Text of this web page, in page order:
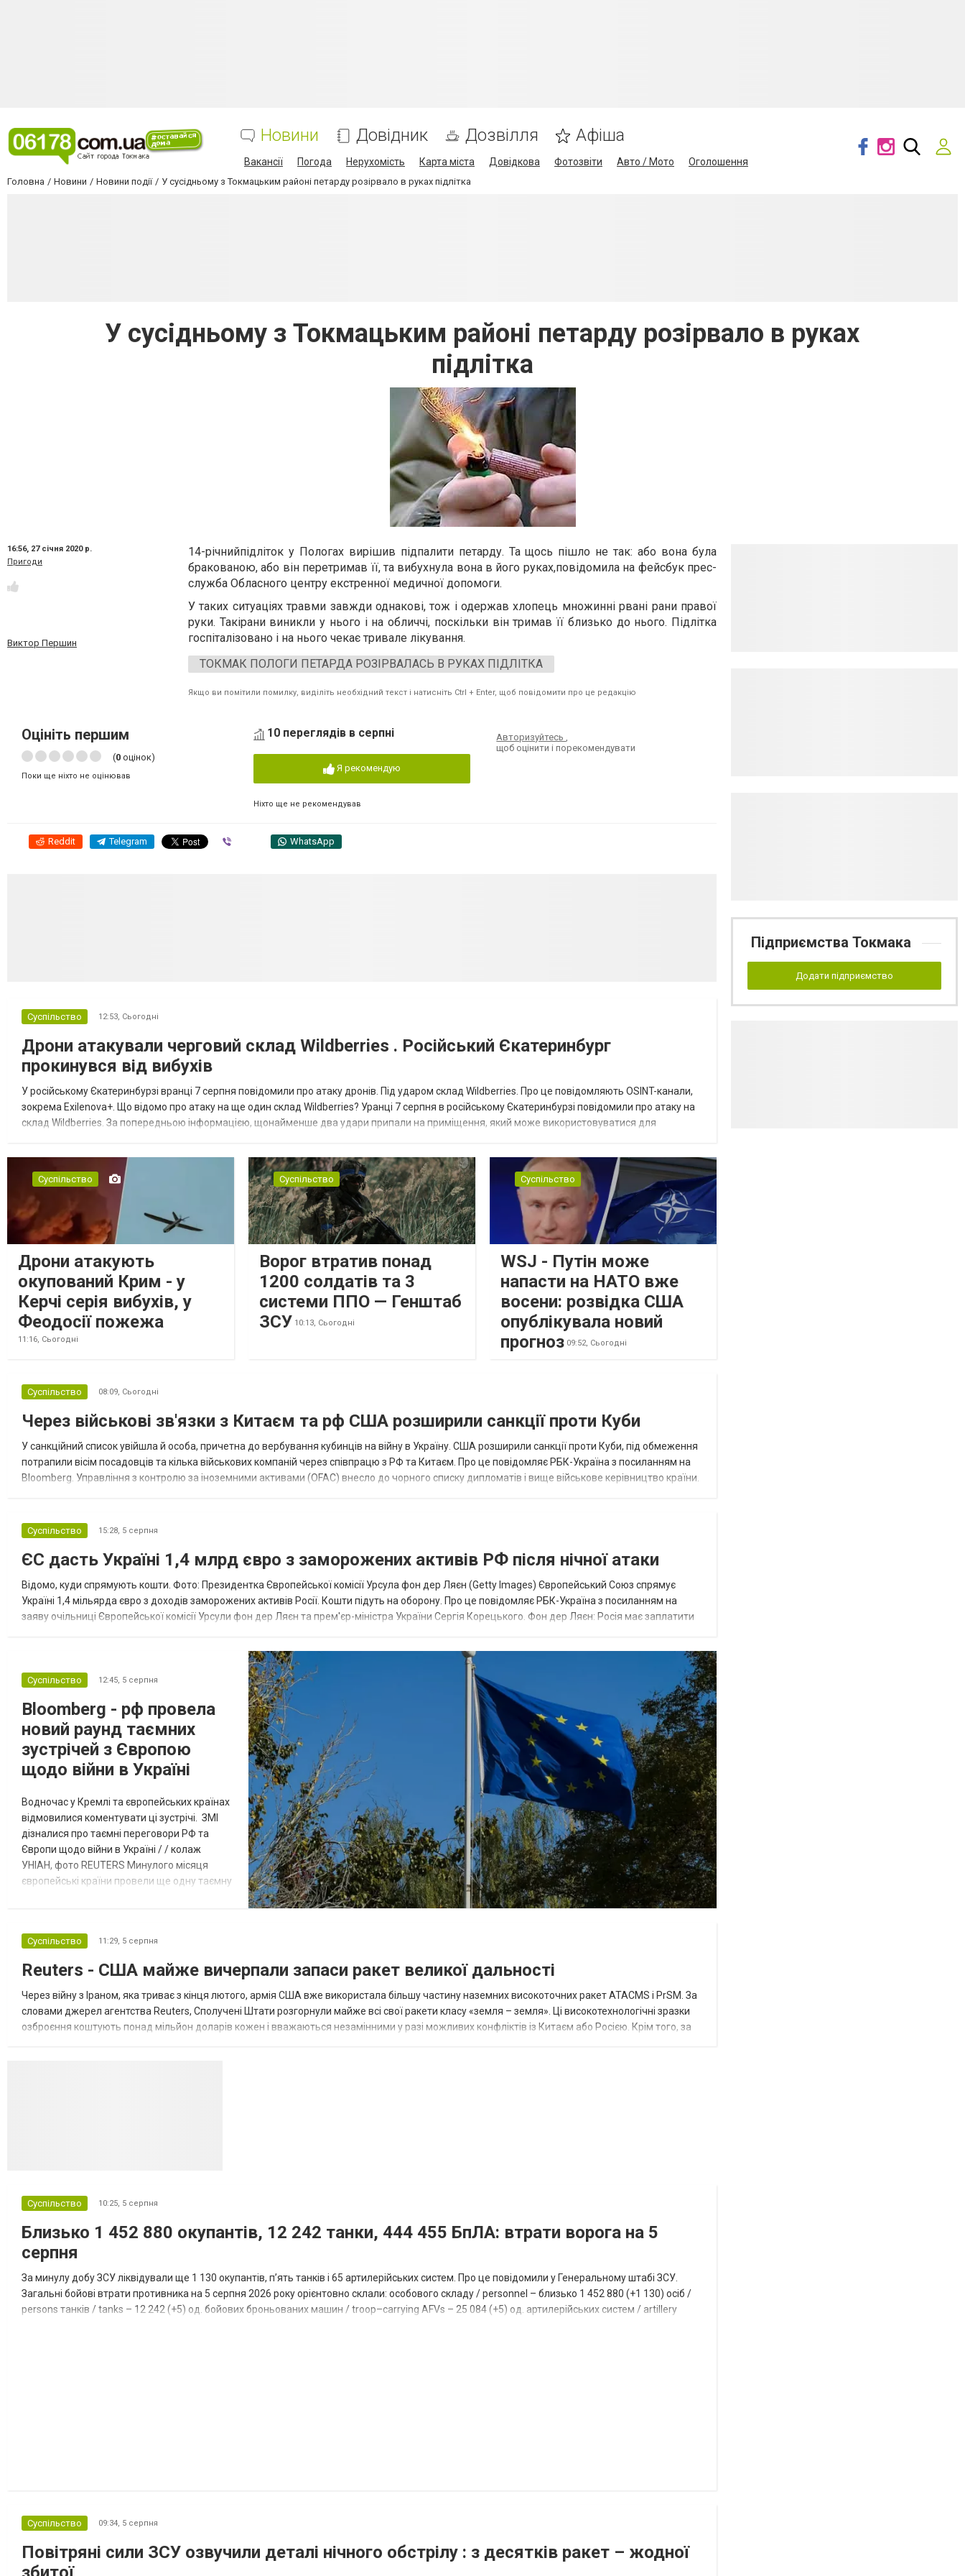
Новини Довідник Дозвілля Афіша
Вакансії Погода Нерухомість Карта міста Довідкова Фотозвіти Авто / Мото Оголошення
Головна Новини Новини події У сусідньому з Токмацьким районі петарду розірвало в руках підлітка
У сусідньому з Токмацьким районі петарду розірвало в руках
підлітка
16:56, 27 січня 2020 р.
Пригоди
Виктор Першин
14-річнийпідліток у Пологах вирішив підпалити петарду. Та щось пішло не так: або вона була
бракованою, або він перетримав її, та вибухнула вона в його руках,повідомила на фейсбук прес-
служба Обласного центру екстренної медичної допомоги.
У таких ситуаціях травми завжди однакові, тож і одержав хлопець множинні рвані рани правої
руки. Такірани виникли у нього і на обличчі, поскільки він тримав її близько до нього. Підлітка
госпіталізовано і на нього чекає тривале лікування.
ТОКМАК ПОЛОГИ ПЕТАРДА РОЗІРВАЛАСЬ В РУКАХ ПІДЛІТКА
Якщо ви помітили помилку, виділіть необхідний текст і натисніть Ctrl + Enter, щоб повідомити про це редакцію
Оцініть першим
(0 оцінок)
Поки ще ніхто не оцінював
10 переглядів в серпні
Я рекомендую
Ніхто ще не рекомендував
Авторизуйтесь,
щоб оцінити і порекомендувати
Reddit Telegram WhatsApp
Суспільство 12:53, Сьогодні
Дрони атакували черговий склад Wildberries . Російський Єкатеринбург
прокинувся від вибухів
У російському Єкатеринбурзі вранці 7 серпня повідомили про атаку дронів. Під ударом склад Wildberries. Про це повідомляють OSINT-канали,
зокрема Exilenova+. Що відомо про атаку на ще один склад Wildberries? Уранці 7 серпня в російському Єкатеринбурзі повідомили про атаку на
склад Wildberries. За попередньою інформацією, щонайменше два удари припали на приміщення, який може використовуватися для
Суспільство
Дрони атакують
окупований Крим - у
Керчі серія вибухів, у
Феодосії пожежа
11:16, Сьогодні
Суспільство
Ворог втратив понад
1200 солдатів та 3
системи ППО — Генштаб
ЗСУ 10:13, Сьогодні
Суспільство
WSJ - Путін може
напасти на НАТО вже
восени: розвідка США
опублікувала новий
прогноз 09:52, Сьогодні
Суспільство 08:09, Сьогодні
Через військові зв'язки з Китаєм та рф США розширили санкції проти Куби
У санкційний список увійшла й особа, причетна до вербування кубинців на війну в Україну. США розширили санкції проти Куби, під обмеження
потрапили вісім посадовців та кілька військових компаній через співпрацю з РФ та Китаєм. Про це повідомляє РБК-Україна з посиланням на
Bloomberg. Управління з контролю за іноземними активами (OFAC) внесло до чорного списку дипломатів і вище військове керівництво країни.
Суспільство 15:28, 5 серпня
ЄС дасть Україні 1,4 млрд євро з заморожених активів РФ після нічної атаки
Відомо, куди спрямують кошти. Фото: Президентка Європейської комісії Урсула фон дер Ляєн (Getty Images) Європейський Союз спрямує
Україні 1,4 мільярда євро з доходів заморожених активів Росії. Кошти підуть на оборону. Про це повідомляє РБК-Україна з посиланням на
заяву очільниці Європейської комісії Урсули фон дер Ляєн та прем'єр-міністра України Сергія Корецького. Фон дер Ляєн: Росія має заплатити
Суспільство 12:45, 5 серпня
Bloomberg - рф провела
новий раунд таємних
зустрічей з Європою
щодо війни в Україні
Водночас у Кремлі та європейських країнах
відмовилися коментувати ці зустрічі. ЗМІ
дізналися про таємні переговори РФ та
Європи щодо війни в Україні / / колаж
УНІАН, фото REUTERS Минулого місяця
європейські країни провели ще одну таємну
зі сторони Європи до цих переговорів
долучилися колишні високопосадовці
Великої Британії, Франції, Німеччини та Р...
Суспільство 11:29, 5 серпня
Reuters - США майже вичерпали запаси ракет великої дальності
Через війну з Іраном, яка триває з кінця лютого, армія США вже використала більшу частину наземних високоточних ракет ATACMS і PrSM. За
словами джерел агентства Reuters, Сполучені Штати розгорнули майже всі свої ракети класу «земля – земля». Ці високотехнологічні зразки
озброєння коштують понад мільйон доларів кожен і вважаються незамінними у разі можливих конфліктів із Китаєм або Росією. Крім того, за
Суспільство 10:25, 5 серпня
Близько 1 452 880 окупантів, 12 242 танки, 444 455 БпЛА: втрати ворога на 5
серпня
За минулу добу ЗСУ ліквідували ще 1 130 окупантів, пʼять танків і 65 артилерійських систем. Про це повідомили у Генеральному штабі ЗСУ.
Загальні бойові втрати противника на 5 серпня 2026 року орієнтовно склали: особового складу / personnel – близько 1 452 880 (+1 130) осіб /
persons танків / tanks – 12 242 (+5) од. бойових броньованих машин / troop–carrying AFVs – 25 084 (+5) од. артилерійських систем / artillery
Суспільство 09:34, 5 серпня
Повітряні сили ЗСУ озвучили деталі нічного обстрілу : з десятків ракет – жодної
Підприємства Токмака
Додати підприємство